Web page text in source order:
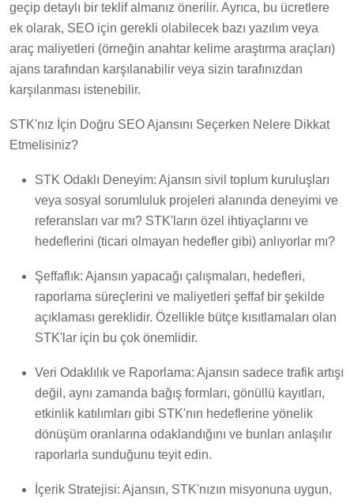
geçip detaylı bir teklif almanız önerilir. Ayrıca, bu ücretlere
ek olarak, SEO için gerekli olabilecek bazı yazılım veya
araç maliyetleri (örneğin anahtar kelime araştırma araçları)
ajans tarafından karşılanabilir veya sizin tarafınızdan
karşılanması istenebilir.
STK'nız İçin Doğru SEO Ajansını Seçerken Nelere Dikkat
Etmelisiniz?
STK Odaklı Deneyim: Ajansın sivil toplum kuruluşları
veya sosyal sorumluluk projeleri alanında deneyimi ve
referansları var mı? STK'ların özel ihtiyaçlarını ve
hedeflerini (ticari olmayan hedefler gibi) anlıyorlar mı?
Şeffaflık: Ajansın yapacağı çalışmaları, hedefleri,
raporlama süreçlerini ve maliyetleri şeffaf bir şekilde
açıklaması gereklidir. Özellikle bütçe kısıtlamaları olan
STK'lar için bu çok önemlidir.
Veri Odaklılık ve Raporlama: Ajansın sadece trafik artışı
değil, aynı zamanda bağış formları, gönüllü kayıtları,
etkinlik katılımları gibi STK'nın hedeflerine yönelik
dönüşüm oranlarına odaklandığını ve bunları anlaşılır
raporlarla sunduğunu teyit edin.
İçerik Stratejisi: Ajansın, STK'nızın misyonuna uygun,